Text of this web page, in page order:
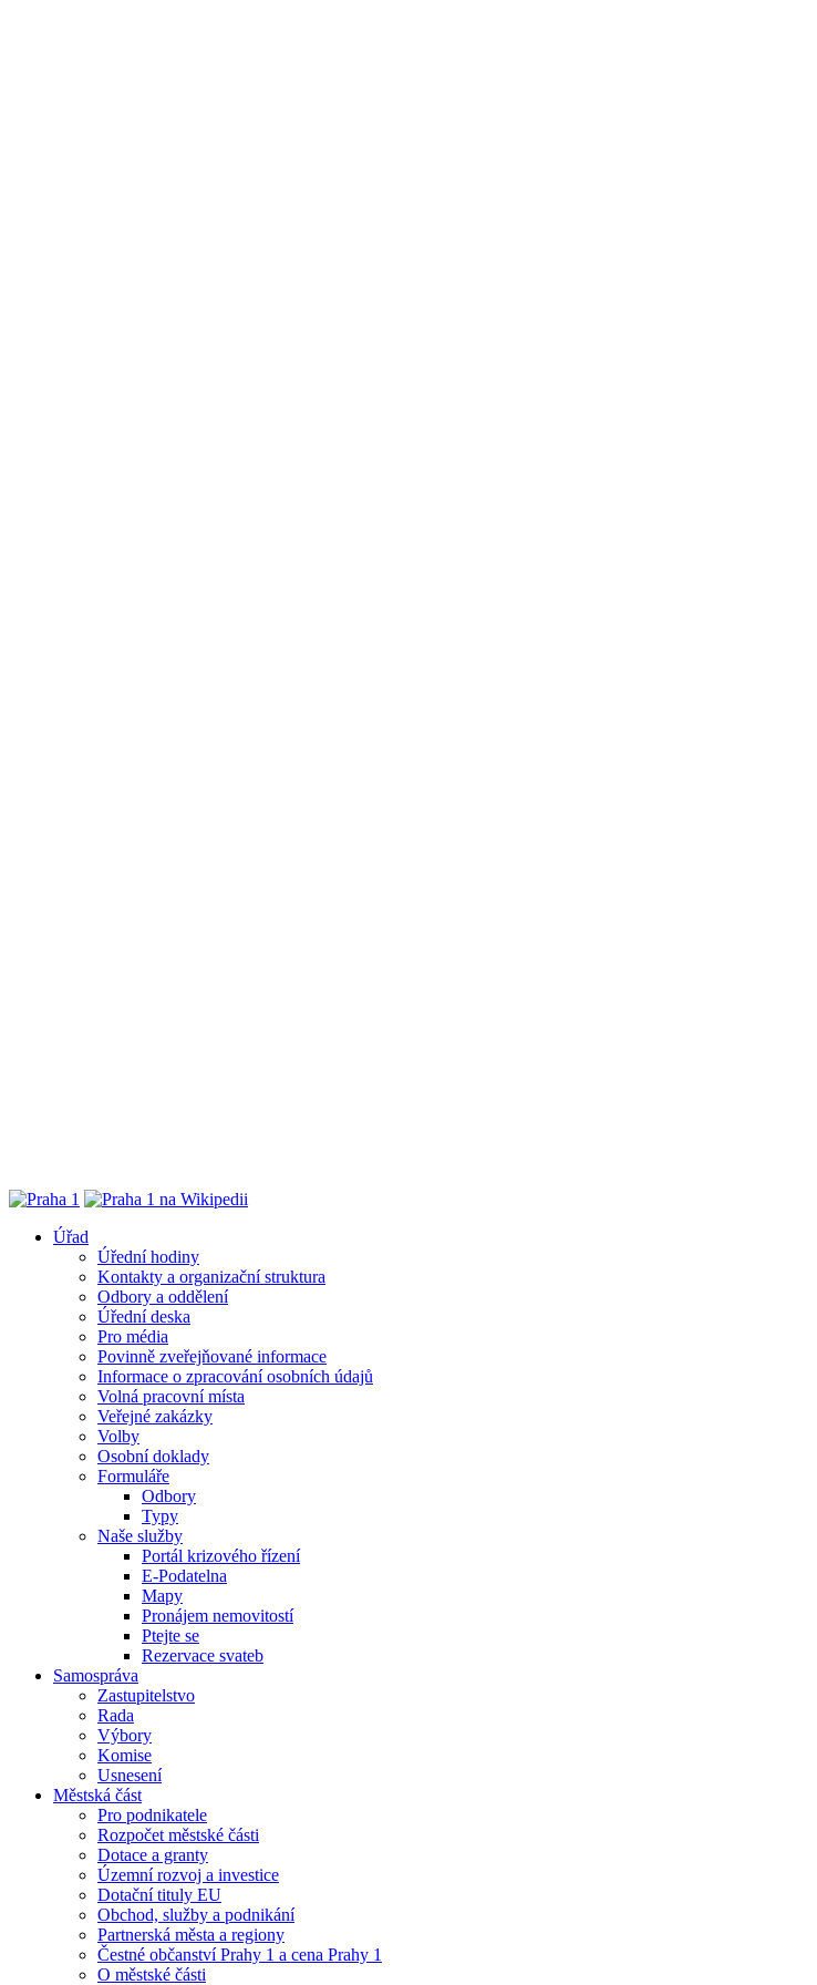
Úřad
Úřední hodiny
Kontakty a organizační struktura
Odbory a oddělení
Úřední deska
Pro média
Povinně zveřejňované informace
Informace o zpracování osobních údajů
Volná pracovní místa
Veřejné zakázky
Volby
Osobní doklady
Formuláře
Odbory
Typy
Naše služby
Portál krizového řízení
E-Podatelna
Mapy
Pronájem nemovitostí
Ptejte se
Rezervace svateb
Samospráva
Zastupitelstvo
Rada
Výbory
Komise
Usnesení
Městská část
Pro podnikatele
Rozpočet městské části
Dotace a granty
Územní rozvoj a investice
Dotační tituly EU
Obchod, služby a podnikání
Partnerská města a regiony
Čestné občanství Prahy 1 a cena Prahy 1
O městské části